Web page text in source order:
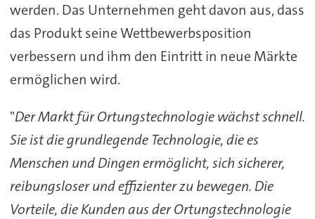
werden. Das Unternehmen geht davon aus, dass
das Produkt seine Wettbewerbsposition
verbessern und ihm den Eintritt in neue Märkte
ermöglichen wird.
"Der Markt für Ortungstechnologie wächst schnell.
Sie ist die grundlegende Technologie, die es
Menschen und Dingen ermöglicht, sich sicherer,
reibungsloser und effizienter zu bewegen. Die
Vorteile, die Kunden aus der Ortungstechnologie